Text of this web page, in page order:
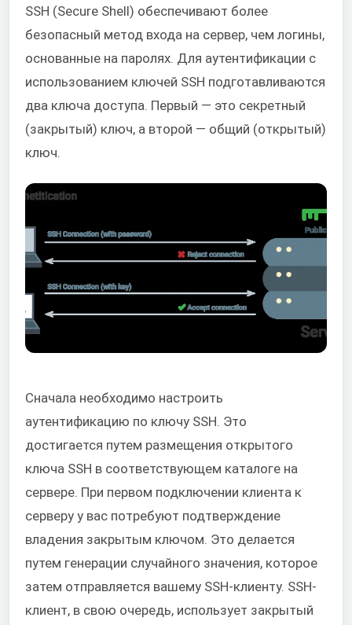
SSH (Secure Shell) обеспечивают более
безопасный метод входа на сервер, чем логины,
основанные на паролях. Для аутентификации с
использованием ключей SSH подготавливаются
два ключа доступа. Первый — это секретный
(закрытый) ключ, а второй — общий (открытый)
ключ.
Сначала необходимо настроить
аутентификацию по ключу SSH. Это
достигается путем размещения открытого
ключа SSH в соответствующем каталоге на
сервере. При первом подключении клиента к
серверу у вас потребуют подтверждение
владения закрытым ключом. Это делается
путем генерации случайного значения, которое
затем отправляется вашему SSH-клиенту. SSH-
клиент, в свою очередь, использует закрытый